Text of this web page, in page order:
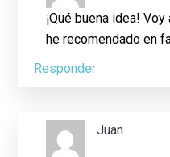
¡Qué buena idea!
he recomendado en
Responder
Juan